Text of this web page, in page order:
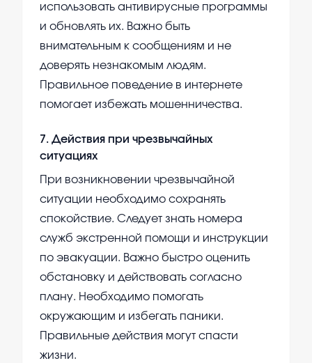
использовать антивирусные программы
и обновлять их. Важно быть
внимательным к сообщениям и не
доверять незнакомым людям.
Правильное поведение в интернете
помогает избежать мошенничества.
7. Действия при чрезвычайных
ситуациях
При возникновении чрезвычайной
ситуации необходимо сохранять
спокойствие. Следует знать номера
служб экстренной помощи и инструкции
по эвакуации. Важно быстро оценить
обстановку и действовать согласно
плану. Необходимо помогать
окружающим и избегать паники.
Правильные действия могут спасти
жизни.